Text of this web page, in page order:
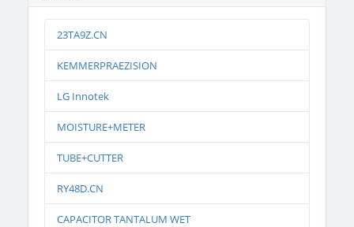
23TA9Z.CN
KEMMERPRAEZISION
LG Innotek
MOISTURE+METER
TUBE+CUTTER
RY48D.CN
CAPACITOR TANTALUM WET